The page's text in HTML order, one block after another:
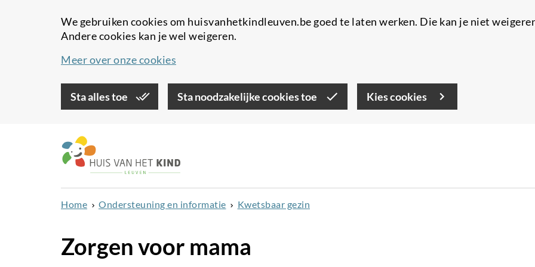
We gebruiken cookies om huisvanhetkindleuven.be goed te laten werken. Die kan je niet
Andere cookies kan je wel weigeren.
Meer over onze cookies
Sta alles toe Sta noodzakelijke cookies toe Kies cookies
Home Ondersteuning en informatie Kwetsbaar gezin
Zorgen voor mama